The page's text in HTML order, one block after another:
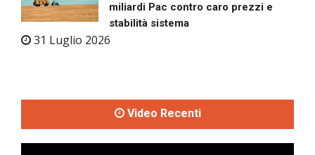
miliardi Pac contro caro prezzi e
stabilità sistema
31 Luglio 2026
Video Recenti